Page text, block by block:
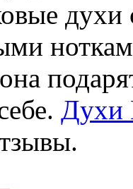
духи
Духи